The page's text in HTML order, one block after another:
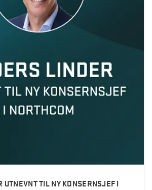
UTNEVNT TIL NY KONSERNSJEF I